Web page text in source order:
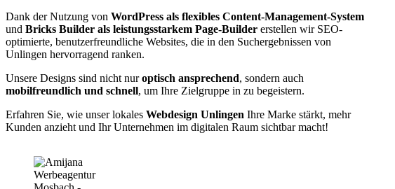
Dank der Nutzung von WordPress als flexibles Content-Management-System
und Bricks Builder als leistungsstarkem Page-Builder erstellen wir SEO-
optimierte, benutzerfreundliche Websites, die in den Suchergebnissen von
Unlingen hervorragend ranken.
Unsere Designs sind nicht nuroptisch ansprechend, sondern auch
mobilfreundlich und schnell, um Ihre Zielgruppe in zu begeistern.
Erfahren Sie, wie unser lokales Webdesign Unlingen Ihre Marke stärkt, mehr
Kunden anzieht und Ihr Unternehmen im digitalen Raum sichtbar macht!